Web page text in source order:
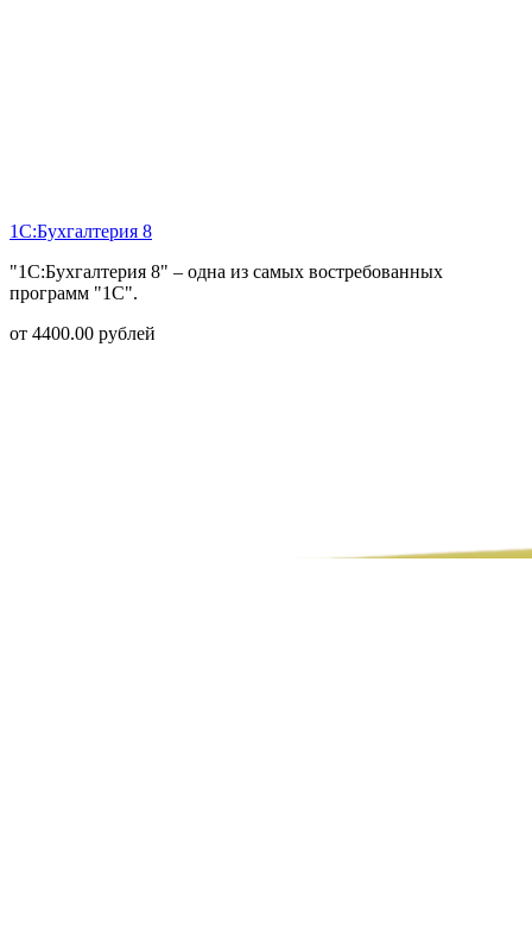
1С:Бухгалтерия 8
"1С:Бухгалтерия 8" – одна из самых востребованных
программ "1С".
от 4400.00 рублей